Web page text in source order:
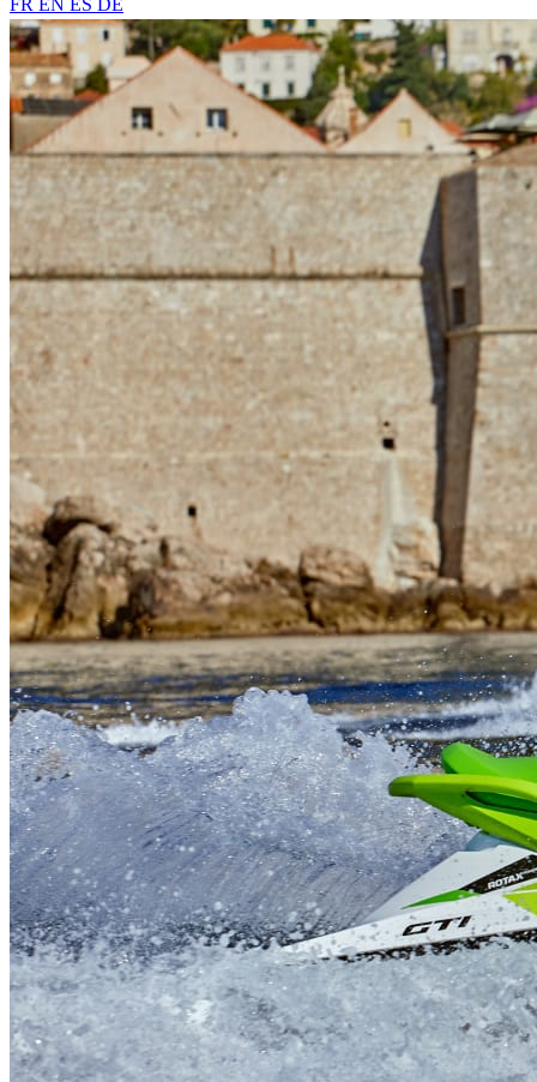
FR EN ES DE